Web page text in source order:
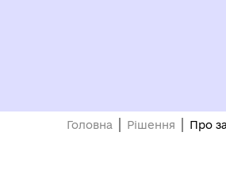
Головна Рішення Про